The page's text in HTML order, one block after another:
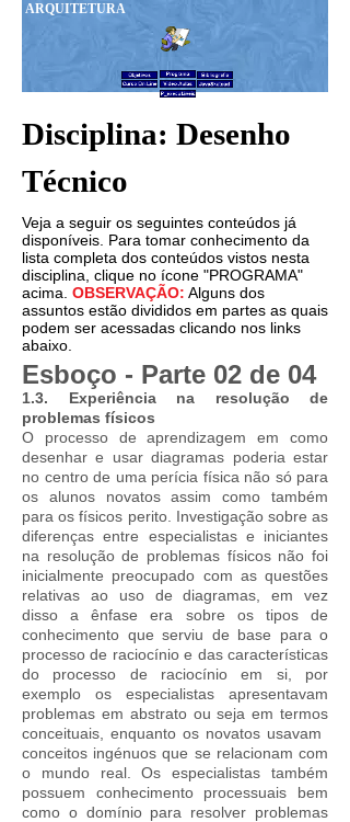
ARQUITETURA
Disciplina: Desenho
Técnico
Veja a seguir os seguintes conteúdos já
disponíveis. Para tomar conhecimento da
lista completa dos conteúdos vistos nesta
disciplina, clique no ícone "PROGRAMA"
acima. OBSERVAÇÃO: Alguns dos
assuntos estão divididos em partes as quais
podem ser acessadas clicando nos links
abaixo.
Esboço - Parte 02 de 04
1.3.
Experiência na resolução de
problemas físicos
O processo de aprendizagem em como
desenhar e usar diagramas poderia estar
no centro de uma perícia física não só para
os alunos novatos assim como também
para os físicos perito. Investigação sobre as
diferenças entre especialistas e iniciantes
na resolução de problemas físicos não foi
inicialmente preocupado com as questões
relativas ao uso de diagramas, em vez
disso a ênfase era sobre os tipos de
conhecimento que serviu de base para o
processo de raciocínio e das características
do processo de raciocínio em si, por
exemplo os especialistas apresentavam
problemas em abstrato ou seja em termos
conceituais, enquanto os novatos usavam ​​
conceitos ingénuos que se relacionam com
o mundo real. Os especialistas também
possuem conhecimento processuais bem
como o domínio para resolver problemas